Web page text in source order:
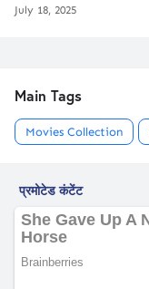
July 18, 2025
Main Tags
Movies Collection